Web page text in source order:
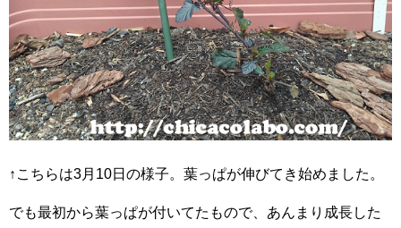
↑こちらは3月10日の様子。葉っぱが伸びてき始めました。
でも最初から葉っぱが付いてたもので、あんまり成長した